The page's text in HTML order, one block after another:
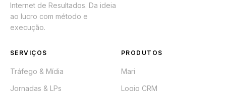
Internet de Resultados. Da ideia
ao lucro com método e
execução.
SERVIÇOS
Tráfego & Mídia
Jornadas & LPs
PRODUTOS
Mari
Logio CRM